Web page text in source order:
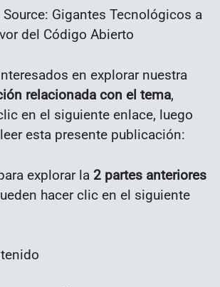
Source: Gigantes Tecnológicos a
del Código Abierto
en explorar nuestra
relacionada con el tema,
en el siguiente enlace, luego
esta presente publicación:
explorar la 2 partes anteriores
hacer clic en el siguiente